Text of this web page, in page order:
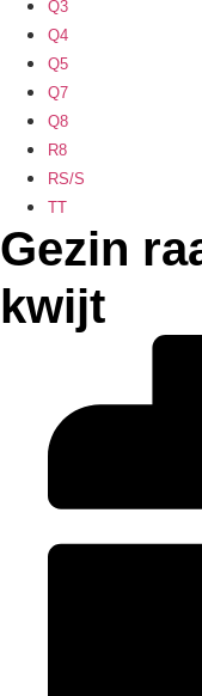
Q3
Q4
Q5
Q7
Q8
R8
RS/S
TT
Gezin
kwijt